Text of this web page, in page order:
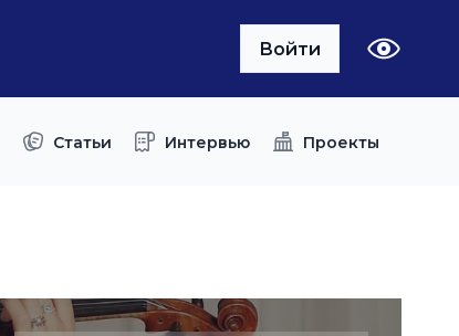
Войти
Статьи Интервью Проекты